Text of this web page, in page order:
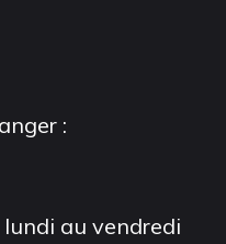
:
au vendredi